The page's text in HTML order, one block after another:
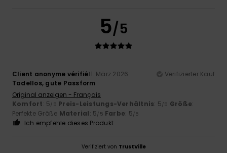
5/5
Client anonyme vérifié11. März 2026
Verifizierter Kauf
Tadellos, gute Passform
Original anzeigen - Français
Komfort: 5/5 Preis-Leistungs-Verhältnis: 5/5 Größe:
Perfekte Größe Material: 5/5 Farbe: 5/5
Ich empfehle dieses Produkt
Verifiziert von TrustVille